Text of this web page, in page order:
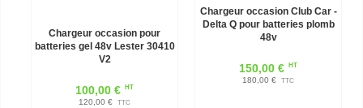
Chargeur occasion pour
batteries gel 48v Lester 30410
V2
100,00 € HT
120,00 € TTC
Chargeur occasion Club Car -
Delta Q pour batteries plomb
48v
150,00 € HT
180,00 € TTC